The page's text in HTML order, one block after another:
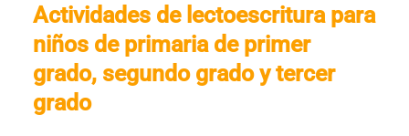
Actividades de lectoescritura para
niños de primariade primer
grado, segundo grado y tercer
grado